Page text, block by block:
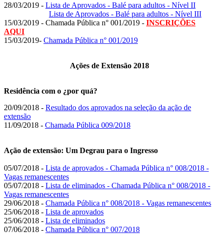
28/03/2019 - Lista de Aprovados - Balé para adultos - Nível II
Lista de Aprovados - Balé para adultos - Nível III
15/03/2019 - Chamada Pública n° 001/2019 - INSCRIÇÕES
AQUI
15/03/2019- Chamada Pública n° 001/2019
Ações de Extensão 2018
Residência com o ¿por quá?
20/09/2018 - Resultado dos aprovados na seleção da ação de
extensão
11/09/2018 - Chamada Pública 009/2018
Ação de extensão: Um Degrau para o Ingresso
05/07/2018 - Lista de aprovados - Chamada Pública n° 008/2018 -
Vagas remanescentes
05/07/2018 - Lista de eliminados - Chamada Pública n° 008/2018 -
Vagas remanescentes
29/06/2018 - Chamada Pública n° 008/2018 - Vagas remanescentes
25/06/2018 - Lista de aprovados
25/06/2018 - Lista de eliminados
07/06/2018 - Chamada Pública n° 007/2018